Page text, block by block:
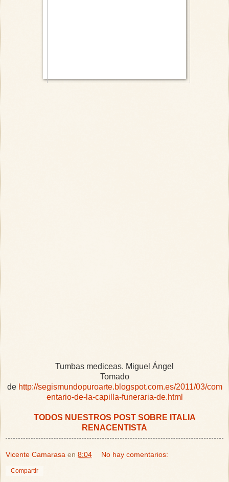
Tumbas mediceas. Miguel Ángel
Tomado
de http://segismundopuroarte.blogspot.com.es/2011/03/com
entario-de-la-capilla-funeraria-de.html
TODOS NUESTROS POST SOBRE ITALIA
RENACENTISTA
Vicente Camarasa en 8:04 No hay comentarios:
Compartir